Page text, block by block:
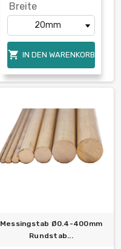
Breite
 IN DEN WARENKORB
Messingstab Ø0.4-400mm
Rundstab...